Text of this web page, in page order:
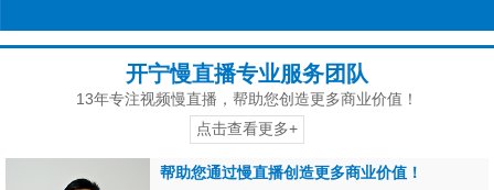
开宁慢直播专业服务团队
13年专注视频慢直播，帮助您创造更多商业价值！
点击查看更多+
帮助您通过慢直播创造更多商业价值！